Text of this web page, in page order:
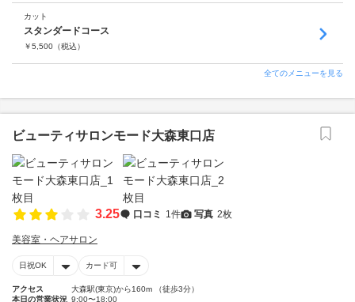
カット
スタンダードコース
￥5,500 （税込）
全てのメニューを見る
ビューティサロンモード大森東口店
3.25 口コミ 1件 写真 2枚
美容室・ヘアサロン
日祝OK カード可
アクセス
大森駅(東京)から160m （徒歩3分）
本日の営業状況 9:00〜18:00